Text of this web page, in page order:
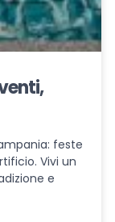
feste
Vivi un
e